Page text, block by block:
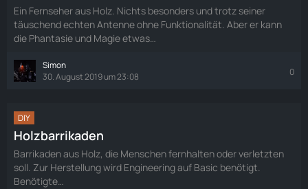
Ein Fernseher aus Holz. Nichts besonders und trotz seiner
täuschend echten Antenne ohne Funktionalität. Aber er kann
die Phantasie und Magie etwas…
Simon
30. August 2019 um 23:08
0
DIY
Holzbarrikaden
Barrikaden aus Holz, die Menschen fernhalten oder verletzten
soll. Zur Herstellung wird Engineering auf Basic benötigt.
Benötigte…